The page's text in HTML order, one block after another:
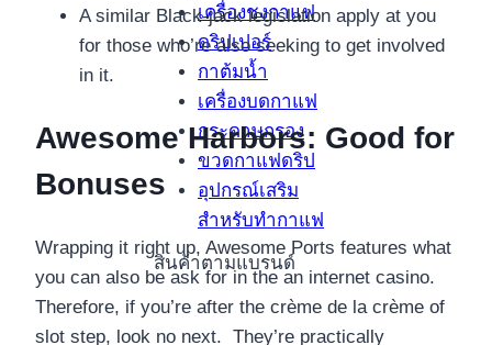
เครื่องชงกาแฟ
ดริปเปอร์
กาต้มน้ำ
เครื่องบดกาแฟ
กระดาษกรอง
ขวดกาแฟดริป
อุปกรณ์เสริม
สำหรับทำกาแฟ
สินค้าตามแบรนด์
A similar Black-jack legislation apply at you
for those who’re also seeking to get involved
in it.
Awesome Harbors: Good for
Bonuses
Wrapping​ it​ right up,​ Awesome Ports features what
you can also be ask for in the an internet casino.​
Therefore, if​ you’re​ after​ the​ crème​ de​ la​ crème​ of​
slot​ step,​ look​ no​ next.​ ​ They’re​ practically​